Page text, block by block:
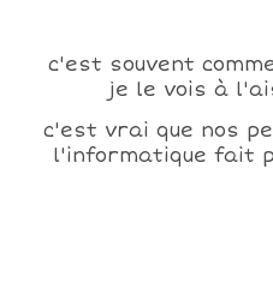
c'est souvent
je le vois à
c'est vrai que nos
l'informatique fait